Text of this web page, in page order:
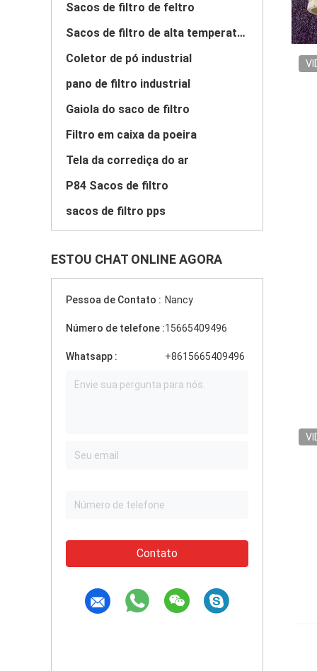
Sacos de filtro de feltro
Sacos de filtro de alta temperatura
Coletor de pó industrial
pano de filtro industrial
Gaiola do saco de filtro
Filtro em caixa da poeira
Tela da corrediça do ar
P84 Sacos de filtro
sacos de filtro pps
ESTOU CHAT ONLINE AGORA
Pessoa de Contato : Nancy
Número de telefone :15665409496
Whatsapp : +8615665409496
Contato